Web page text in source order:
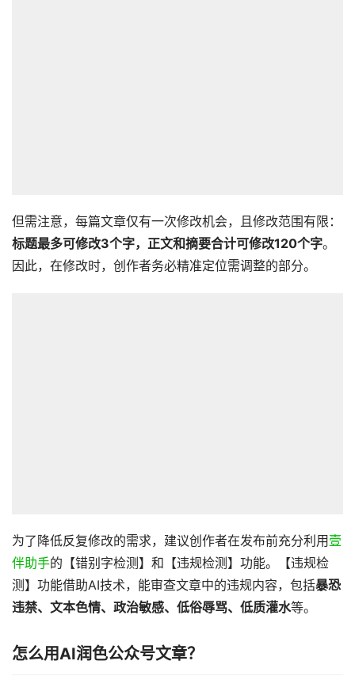
但需注意，每篇文章仅有一次修改机会，且修改范围有限：
标题最多可修改3个字，正文和摘要合计可修改120个字。
因此，在修改时，创作者务必精准定位需调整的部分。
为了降低反复修改的需求，建议创作者在发布前充分利用 壹
伴助手的【错别字检测】和【违规检测】功能。【违规检
测】功能借助AI技术，能审查文章中的违规内容，包括暴恐
违禁、文本色情、政治敏感、低俗辱骂、低质灌水等。
怎么用AI润色公众号文章？